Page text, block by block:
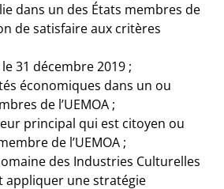
dans un des États membres de
de satisfaire aux critères
31 décembre 2019 ;
économiques dans un ou
de l’UEMOA ;
principal qui est citoyen ou
de l’UEMOA ;
des Industries Culturelles
appliquer une stratégie